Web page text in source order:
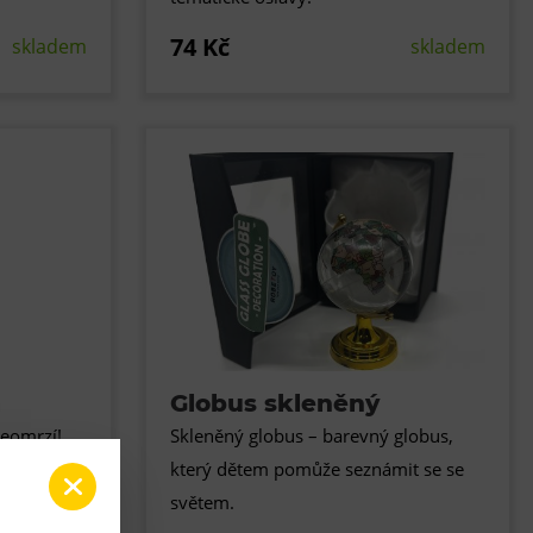
skladem 74 Kč skladem
různě
Globus skleněný
Skleněný globus – barevný globus,
který dětem pomůže seznámit se se
světem.